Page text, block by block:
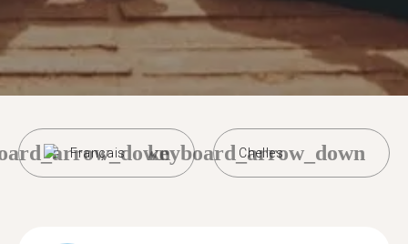
Français Chelles
keyboard_arrow_down